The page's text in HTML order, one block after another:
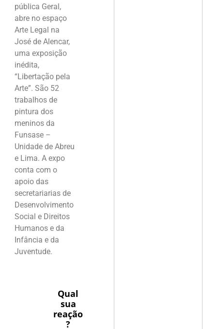
pública Geral,
abre no espaço
Arte Legal na
José de Alencar,
uma exposição
inédita,
“Libertação pela
Arte”. São 52
trabalhos de
pintura dos
meninos da
Funsase –
Unidade de Abreu
e Lima. A expo
conta com o
apoio das
secretariarias de
Desenvolvimento
Social e Direitos
Humanos e da
Infância e da
Juventude.
Qual
sua
reação
?